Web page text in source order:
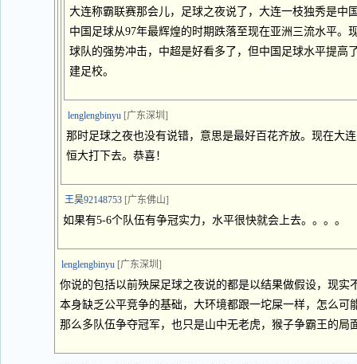
大连称霸联赛那会儿，足球之夜说了，大连一枝独秀是中
中国足球从97年最辉煌的时期跌落至现在亚洲三流水平。
球队的强势冲击，中超是好看多了，但中国足球水平提高
建足校。
lenglengbinyu [广东深圳]
那时足球之夜也没有说错，意思是最好百花齐放。现在大
恒大打下去。恭喜！
王昊92148753 [广东佛山]
如果有5-6个队伍有争冠实力，水平很快就会上去。。。。
lenglengbinyu [广东深圳]
你说的包括以前殃屎足球之夜说的都是以结果做假设，现实
本身缺乏公平竞争的基础，大环境都跟一坨屎一样，怎么可
那么多队伍争夺冠军，也只是山中无老虎，猴子争霸王的局